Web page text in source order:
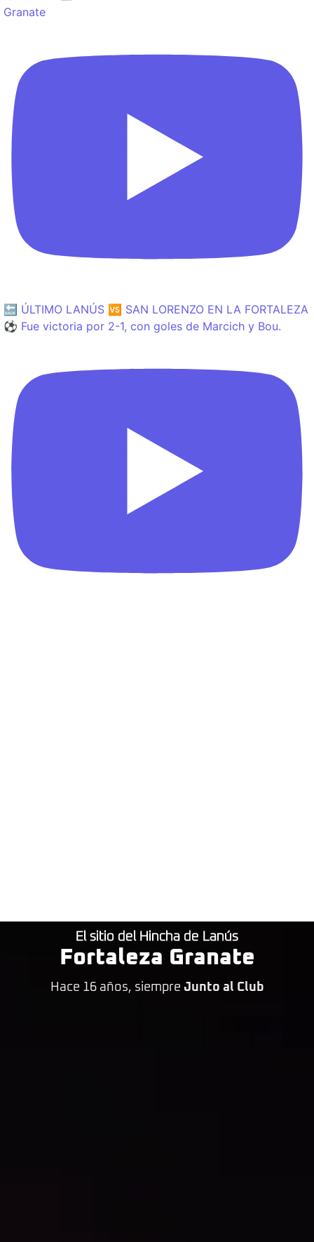
Granate
🔙 ÚLTIMO LANÚS 🆚 SAN LORENZO EN LA FORTALEZA
⚽️ Fue victoria por 2-1, con goles de Marcich y Bou.
El sitio del Hincha de Lanús
Fortaleza Granate
Hace 16 años, siempre Junto al Club